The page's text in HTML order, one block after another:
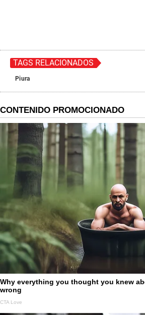
TAGS RELACIONADOS
Piura